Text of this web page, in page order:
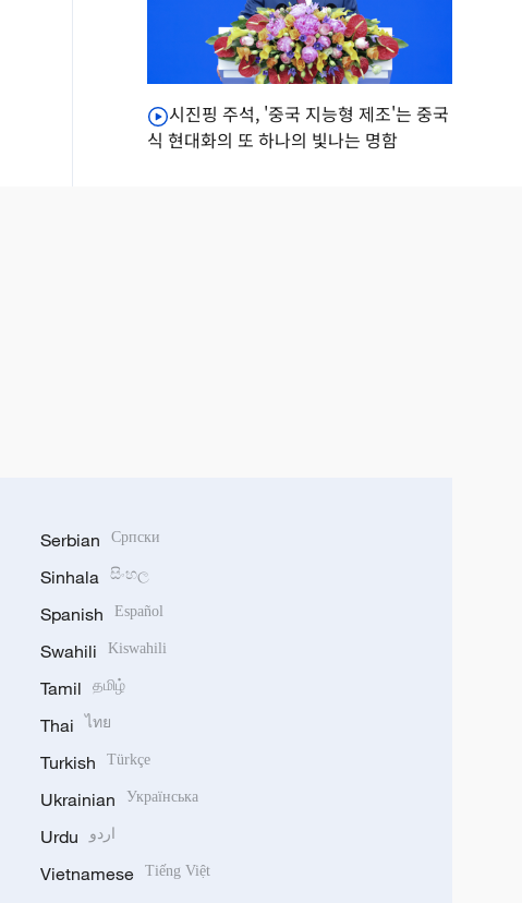
시진핑 주석, '중국 지능형 제조'는 중국
식 현대화의 또 하나의 빛나는 명함
Serbian Српски
Sinhala සිංහල
Spanish Español
Swahili Kiswahili
Tamil தமிழ்
Thai ไทย
Turkish Türkçe
Ukrainian Українська
Urdu اردو
Vietnamese Tiếng Việt